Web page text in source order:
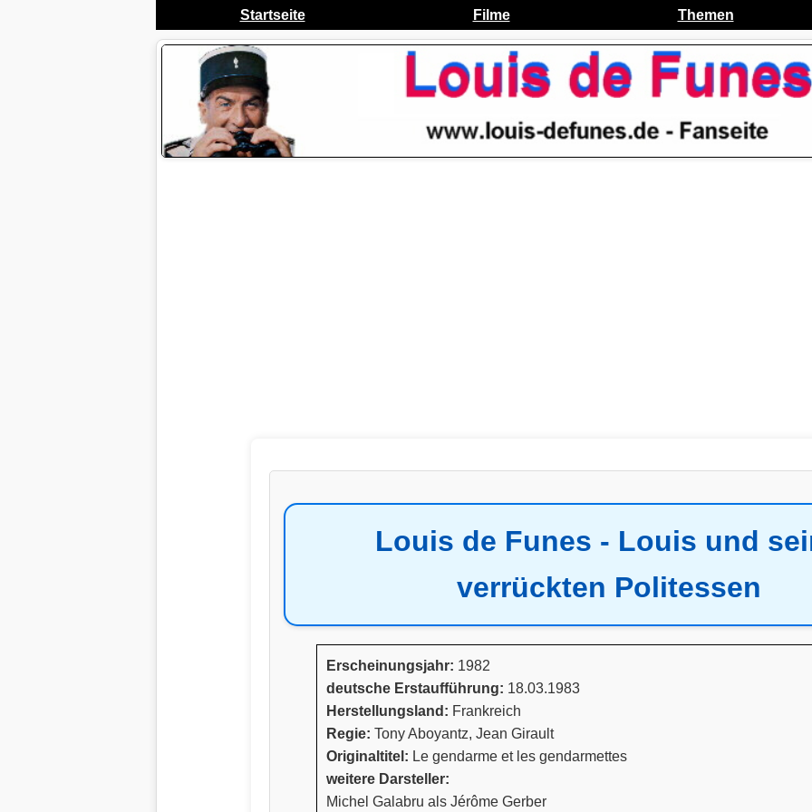
Startseite Filme Themen
Louis de Funes - Louis und
verrückten Politessen
Erscheinungsjahr: 1982
deutsche Erstaufführung: 18.03.1983
Herstellungsland: Frankreich
Regie: Tony Aboyantz, Jean Girault
Originaltitel: Le gendarme et les gendarmettes
weitere Darsteller:
Michel Galabru als Jérôme Gerber